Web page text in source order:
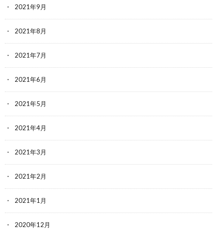
2021年9月
2021年8月
2021年7月
2021年6月
2021年5月
2021年4月
2021年3月
2021年2月
2021年1月
2020年12月